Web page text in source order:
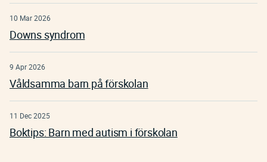
10 Mar 2026
Downs syndrom
9 Apr 2026
Våldsamma barn på förskolan
11 Dec 2025
Boktips: Barn med autism i förskolan